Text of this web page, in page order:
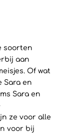
soorten
aan
Of wat
Sara en
Sara en
ze voor alle
voor bij